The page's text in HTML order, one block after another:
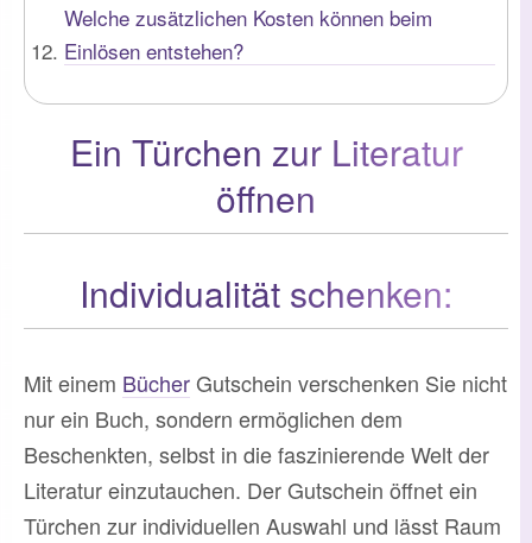
Welche zusätzlichen Kosten können beim
Einlösen entstehen?
Ein Türchen zur Literatur
öffnen
Individualität schenken:
Mit einem BücherGutschein verschenken Sie nicht
nur ein Buch, sondern ermöglichen dem
Beschenkten, selbst in die faszinierende Welt der
Literatur einzutauchen. Der Gutschein öffnet ein
Türchen zur individuellen Auswahl und lässt Raum